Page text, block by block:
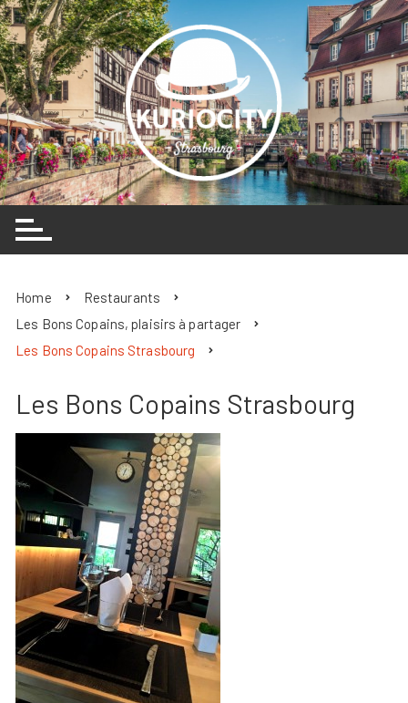
Skip
to
content
Home
Restaurants
Les Bons Copains, plaisirs à partager
Les Bons Copains Strasbourg
Les Bons Copains Strasbourg